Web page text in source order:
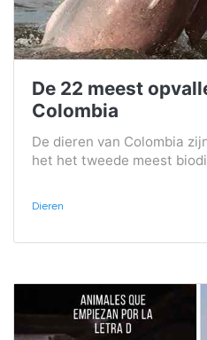
De 22 meest
Colombia
De dieren van Colombia
het het tweede meest
Dieren